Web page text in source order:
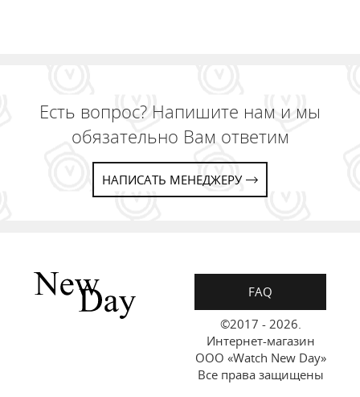
Есть вопрос? Напишите нам и мы
обязательно Вам ответим
НАПИСАТЬ МЕНЕДЖЕРУ
FAQ
©2017 - 2026.
Интернет-магазин
ООО «Watch New Day»
Все права защищены